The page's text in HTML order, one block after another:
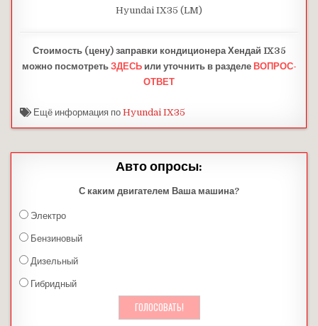
Hyundai IX35 (LM)
Стоимость (цену) заправки кондиционера Хендай IX35
можно посмотреть ЗДЕСЬили уточнить в разделе ВОПРОС-
ОТВЕТ
Ещё информация поHyundai IX35
Авто опросы:
С каким двигателем Ваша машина?
Электро
Бензиновый
Дизельный
Гибридный